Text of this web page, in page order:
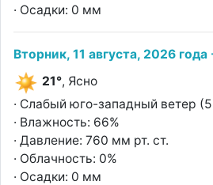
· Осадки: 0 мм
Вторник, 11 августа, 2026
21°, Ясно
· Слабый юго-западный ветер
· Влажность: 66%
· Давление: 760 мм рт. ст.
· Облачность: 0%
· Осадки: 0 мм